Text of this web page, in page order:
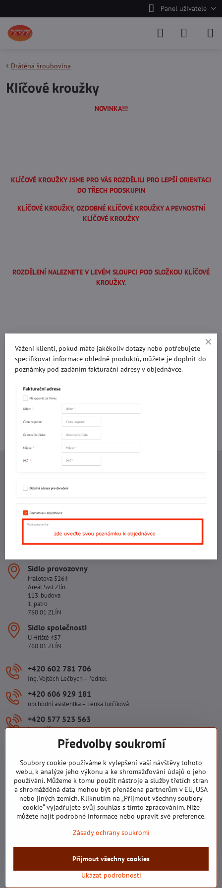
Panel uživatele
Drátěná šroubovina
Klíčové kroužky
NOVINKA!!!
KLÍČOVÉ KROUŽKY JSME PRO VÁS ROZDĚLILI PRO LEPŠÍ ORIENTACI
DO TŘECH PODSKUPIN
KLÍČOVÉ KROUŽKY, OZDOBNÉ KLÍČOVÉ KROUŽKY A PEVNOSTNÍ
KLÍČOVÉ KROUŽKY
ROZDĚLENÍ NALEZNETE V LEVÉM SLOUPCI POD SLOŽKOU KLÍČOVÉ
KROUŽKY.
MÁME ZDE I NOVÉ POVRCHOVÉ ÚPRAVY!!!
Potřebujete poradit s objednávkou?
Kontaktujte nás:
+420 577 523 563
IČO: 60560908
ALRIVA s.r.o.
IČO: 29007356
DIČ: CZ29007356
Sídlo provozovny
Malotova 5264
Areál Svit Zlín
113. budova
1. patro
760 01 ZLÍN
Sídlo společnosti
U Hřiště 457
760 01 ZLÍN
+420 602 781 706
Ing. Vojtěch Lečbych – ředitel
+420 606 929 181
obchodní asistentka – Lenka Jurčíková
+420 577 523 563
kancelář
ivlecbych​@seznam​.cz
Důležité odkazy
Všechny texty, obrázky a fotografie jsou majetkem společnosti Ing.
Vojtěch Lečbych - IVL. Kopírovat obsah těchto stránek můžete jen se
©2026Copyright
Předvolby soukromíZásady ochrany soukromíStav objednávky
Vytvořeno systémem:ByznysWeb.cz
Předvolby soukromí
Soubory cookie používáme k vylepšení vaší návštěvy tohoto
webu, k analýze jeho výkonu a ke shromažďování údajů o jeho
používání. Můžeme k tomu použít nástroje a služby třetích stran
a shromážděná data mohou být přenášena partnerům v EU, USA
nebo jiných zemích. Kliknutím na „Přijmout všechny soubory
cookie“ vyjadřujete svůj souhlas s tímto zpracováním. Níže
můžete najít podrobné informace nebo upravit své preference.
Zásady ochrany soukromí
Ukázat podrobnosti
Přijmout všechny cookies
Vážení klienti, pokud máte jakékoliv dotazy nebo potřebujete
specifikovat informace ohledně produktů, můžete je doplnit do
poznámky pod zadáním fakturační adresy v objednávce.